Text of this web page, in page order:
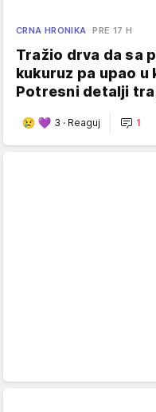
CRNA HRONIKA PRE 17 H
Tražio drva da sa
kukuruz pa upao u
Potresni detalji
3 · Reaguj 1